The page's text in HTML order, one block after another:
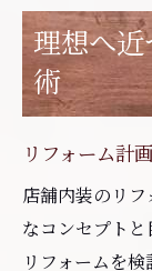
店舗
性
リフ
ツ
素材
る
理想へ
術
リフォーム計
店舗内装のリ
なコンセプト
リフォームを